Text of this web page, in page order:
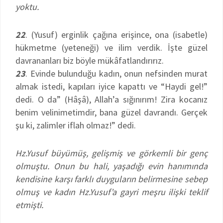
yoktu.
22. (Yusuf) erginlik çağına erişince, ona (isabetle)
hükmetme (yeteneği) ve ilim verdik. İşte güzel
davrananları biz böyle mükâfatlandırırız.
23. Evinde bulunduğu kadın, onun nefsinden murat
almak istedi, kapıları iyice kapattı ve “Haydi gel!”
dedi. O da” (Hâşâ), Allah’a sığınırım! Zira kocanız
benim velinimetimdir, bana güzel davrandı. Gerçek
şu ki, zalimler iflah olmaz!” dedi.
Hz.Yusuf büyümüş, gelişmiş ve görkemli bir genç
olmuştu. Onun bu hali, yaşadığı evin hanımında
kendisine karşı farklı duyguların belirmesine sebep
olmuş ve kadın Hz.Yusuf’a gayri meşru ilişki teklif
etmişti.